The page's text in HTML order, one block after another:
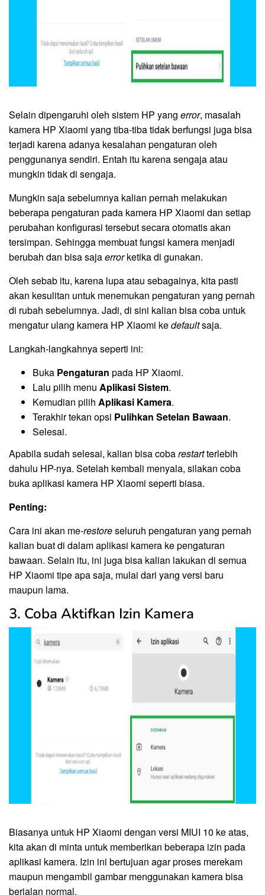
Selain dipengaruhi oleh sistem HP yang error, masalah
kamera HP Xiaomi yang tiba-tiba tidak berfungsi juga bisa
terjadi karena adanya kesalahan pengaturan oleh
penggunanya sendiri. Entah itu karena sengaja atau
mungkin tidak di sengaja.
Mungkin saja sebelumnya kalian pernah melakukan
beberapa pengaturan pada kamera HP Xiaomi dan setiap
perubahan konfigurasi tersebut secara otomatis akan
tersimpan. Sehingga membuat fungsi kamera menjadi
berubah dan bisa sajaerrorketika di gunakan.
Oleh sebab itu, karena lupa atau sebagainya, kita pasti
akan kesulitan untuk menemukan pengaturan yang pernah
di rubah sebelumnya. Jadi, di sini kalian bisa coba untuk
mengatur ulang kamera HP Xiaomi kedefaultsaja.
Langkah-langkahnya seperti ini:
Buka Pengaturan pada HP Xiaomi.
Lalu pilih menu Aplikasi Sistem.
Kemudian pilih Aplikasi Kamera.
Terakhir tekan opsi Pulihkan Setelan Bawaan.
Selesai.
Apabila sudah selesai, kalian bisa cobarestartterlebih
dahulu HP-nya. Setelah kembali menyala, silakan coba
buka aplikasi kamera HP Xiaomi seperti biasa.
Penting:
Cara ini akan me-restoreseluruh pengaturan yang pernah
kalian buat di dalam aplikasi kamera ke pengaturan
bawaan. Selain itu, ini juga bisa kalian lakukan di semua
HP Xiaomi tipe apa saja, mulai dari yang versi baru
maupun lama.
3. Coba Aktifkan Izin Kamera
Biasanya untuk HP Xiaomi dengan versi MIUI 10 ke atas,
kita akan di minta untuk memberikan beberapa izin pada
aplikasi kamera. Izin ini bertujuan agar proses merekam
maupun mengambil gambar menggunakan kamera bisa
berjalan normal.